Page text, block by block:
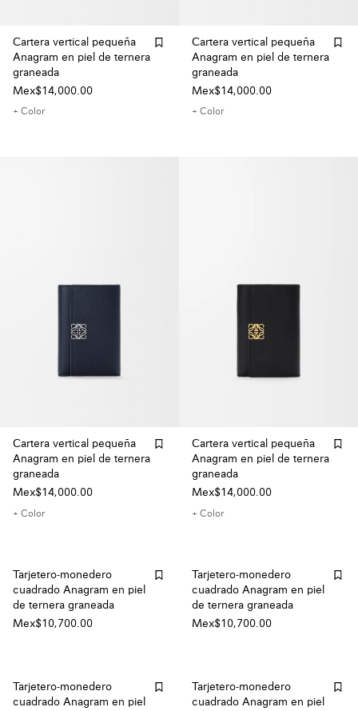
Cartera vertical pequeña
Anagram en piel de ternera
graneada
Mex$14,000.00
+ Color
Cartera vertical pequeña
Anagram en piel de ternera
graneada
Mex$14,000.00
+ Color
Cartera vertical pequeña
Anagram en piel de ternera
graneada
Mex$14,000.00
+ Color
Cartera vertical pequeña
Anagram en piel de ternera
graneada
Mex$14,000.00
+ Color
Tarjetero-monedero
cuadrado Anagram en piel
de ternera graneada
Mex$10,700.00
Tarjetero-monedero
cuadrado Anagram en piel
de ternera graneada
Mex$10,700.00
Tarjetero-monedero
cuadrado Anagram en piel
Tarjetero-monedero
cuadrado Anagram en piel